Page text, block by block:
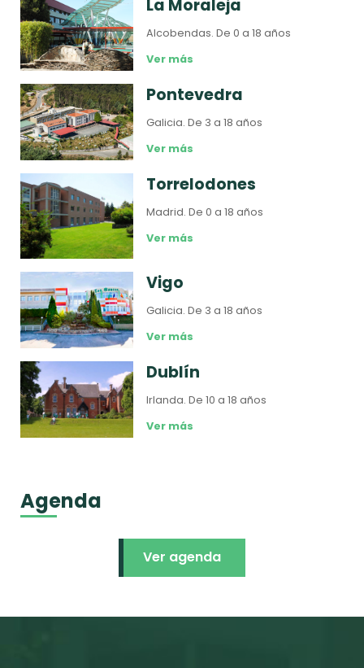
La Moraleja
Alcobendas.De 0 a 18 años
Ver más
Pontevedra
Galicia.De 3 a 18 años
Ver más
Torrelodones
Madrid.De 0 a 18 años
Ver más
Vigo
Galicia.De 3 a 18 años
Ver más
Dublín
Irlanda.De 10 a 18 años
Ver más
Agenda
Ver agenda